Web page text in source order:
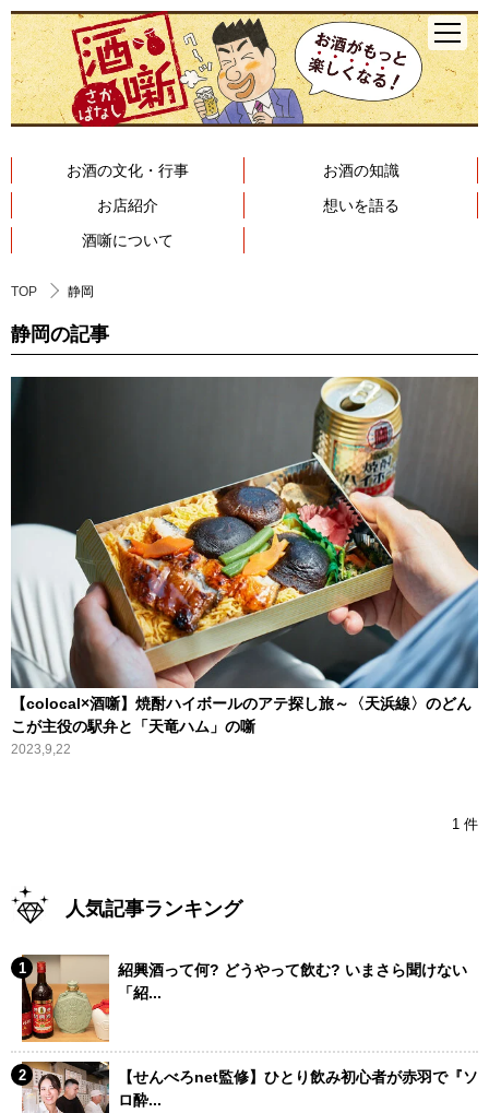
お酒の文化・行事
お酒の知識
お店紹介
想いを語る
酒噺について
TOP 静岡
静岡の記事
【colocal×酒噺】焼酎ハイボールのアテ探し旅～〈天浜線〉のどん
こが主役の駅弁と「天竜ハム」の噺
2023,9,22
1 件
人気記事ランキング
紹興酒って何? どうやって飲む? いまさら聞けない
「紹...
【せんべろnet監修】ひとり飲み初心者が赤羽で『ソ
ロ酔...